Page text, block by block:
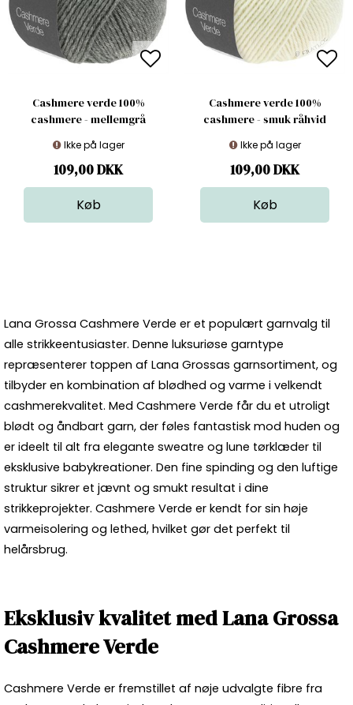
Cashmere verde 100%
cashmere - mellemgrå
Ikke på lager
109,00DKK
Cashmere verde 100%
cashmere - smuk råhvid
Ikke på lager
109,00DKK
Lana Grossa Cashmere Verde er et populært garnvalg til
alle strikkeentusiaster. Denne luksuriøse garntype
repræsenterer toppen af Lana Grossas garnsortiment, og
tilbyder en kombination af blødhed og varme i velkendt
cashmerekvalitet. Med Cashmere Verde får du et utroligt
blødt og åndbart garn, der føles fantastisk mod huden og
er ideelt til alt fra elegante sweatre og lune tørklæder til
eksklusive babykreationer. Den fine spinding og den luftige
struktur sikrer et jævnt og smukt resultat i dine
strikkeprojekter. Cashmere Verde er kendt for sin høje
varmeisolering og lethed, hvilket gør det perfekt til
helårsbrug.
Eksklusiv kvalitet med Lana Grossa
Cashmere Verde
Cashmere Verde er fremstillet af nøje udvalgte fibre fra